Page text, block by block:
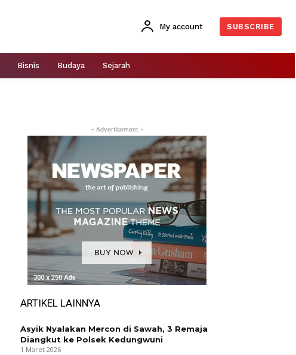
My account SUBSCRIBE
Bisnis Budaya Sejarah
- Advertisement -
ARTIKEL LAINNYA
Asyik Nyalakan Mercon di Sawah, 3 Remaja
Diangkut ke Polsek Kedungwuni
1 Maret 2026